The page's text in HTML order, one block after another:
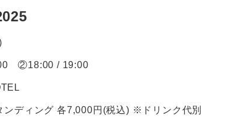
②18:00 / 19:00
ンディング 各7,000円(税込) ※ドリンク代別